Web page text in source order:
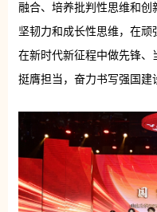
融合、培养批判性思维和创
坚韧力和成长性思维，在顽
在新时代新征程中做先锋
挺膺担当，奋力书写强国建